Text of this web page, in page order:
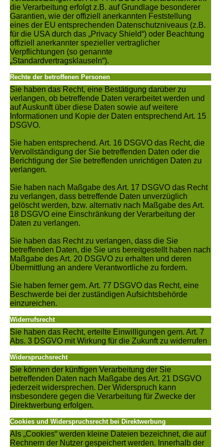
die Verarbeitung erfolgt z.B. auf Grundlage besonderer
Garantien, wie der offiziell anerkannten Feststellung
eines der EU entsprechenden Datenschutzniveaus (z.B.
für die USA durch das „Privacy Shield“) oder Beachtung
offiziell anerkannter spezieller vertraglicher
Verpflichtungen (so genannte
„Standardvertragsklauseln“).
Rechte der betroffenen Personen
Sie haben das Recht, eine Bestätigung darüber zu
verlangen, ob betreffende Daten verarbeitet werden und
auf Auskunft über diese Daten sowie auf weitere
Informationen und Kopie der Daten entsprechend Art. 15
DSGVO.
Sie haben entsprechend. Art. 16 DSGVO das Recht, die
Vervollständigung der Sie betreffenden Daten oder die
Berichtigung der Sie betreffenden unrichtigen Daten zu
verlangen.
Sie haben nach Maßgabe des Art. 17 DSGVO das Recht
zu verlangen, dass betreffende Daten unverzüglich
gelöscht werden, bzw. alternativ nach Maßgabe des Art.
18 DSGVO eine Einschränkung der Verarbeitung der
Daten zu verlangen.
Sie haben das Recht zu verlangen, dass die Sie
betreffenden Daten, die Sie uns bereitgestellt haben nach
Maßgabe des Art. 20 DSGVO zu erhalten und deren
Übermittlung an andere Verantwortliche zu fordern.
Sie haben ferner gem. Art. 77 DSGVO das Recht, eine
Beschwerde bei der zuständigen Aufsichtsbehörde
einzureichen.
Widerrufsrecht
Sie haben das Recht, erteilte Einwilligungen gem. Art. 7
Abs. 3 DSGVO mit Wirkung für die Zukunft zu widerrufen
Widerspruchsrecht
Sie können der künftigen Verarbeitung der Sie
betreffenden Daten nach Maßgabe des Art. 21 DSGVO
jederzeit widersprechen. Der Widerspruch kann
insbesondere gegen die Verarbeitung für Zwecke der
Direktwerbung erfolgen.
Cookies und Widerspruchsrecht bei Direktwerbung
Als „Cookies“ werden kleine Dateien bezeichnet, die auf
Rechnern der Nutzer gespeichert werden. Innerhalb der